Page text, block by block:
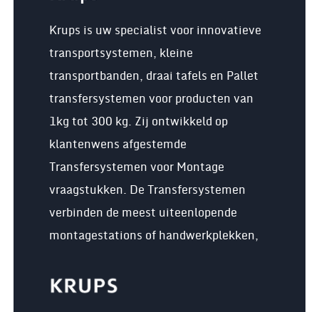
Krups is uw specialist voor innovatieve
transportsystemen, kleine
transportbanden, draai tafels en Pallet
transfersystemen voor producten van
1kg tot 300 kg. Zij ontwikkeld op
klantenwens afgestemde
Transfersystemen voor Montage
vraagstukken. De Transfersystemen
verbinden de meest uiteenlopende
montagestations of handwerkplekken,